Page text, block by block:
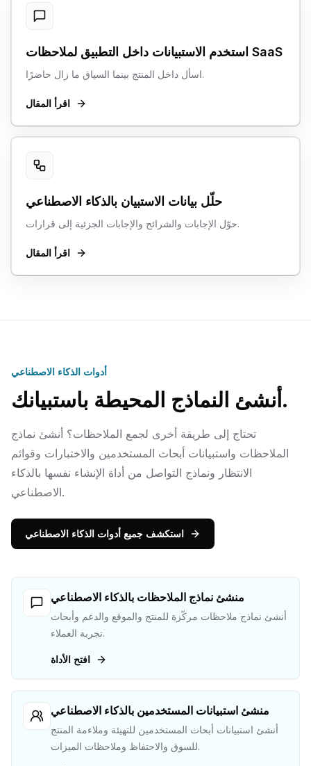
استخدم الاستبيانات داخل التطبيق لملاحظات SaaS
اسأل داخل المنتج بينما السياق ما زال حاضرًا.
اقرأ المقال
حلّل بيانات الاستبيان بالذكاء الاصطناعي
حوّل الإجابات والشرائح والإجابات الجزئية إلى قرارات.
اقرأ المقال
أدوات الذكاء الاصطناعي
أنشئ النماذج المحيطة باستبيانك.
تحتاج إلى طريقة أخرى لجمع الملاحظات؟ أنشئ نماذج
الملاحظات واستبيانات أبحاث المستخدمين والاختبارات وقوائم
الانتظار ونماذج التواصل من أداة الإنشاء نفسها بالذكاء
الاصطناعي.
استكشف جميع أدوات الذكاء الاصطناعي
منشئ نماذج الملاحظات بالذكاء الاصطناعي
أنشئ نماذج ملاحظات مركّزة للمنتج والموقع والدعم وأبحاث
تجربة العملاء.
افتح الأداة
منشئ استبيانات المستخدمين بالذكاء الاصطناعي
أنشئ استبيانات أبحاث المستخدمين للتهيئة وملاءمة المنتج
للسوق والاحتفاظ وملاحظات الميزات.